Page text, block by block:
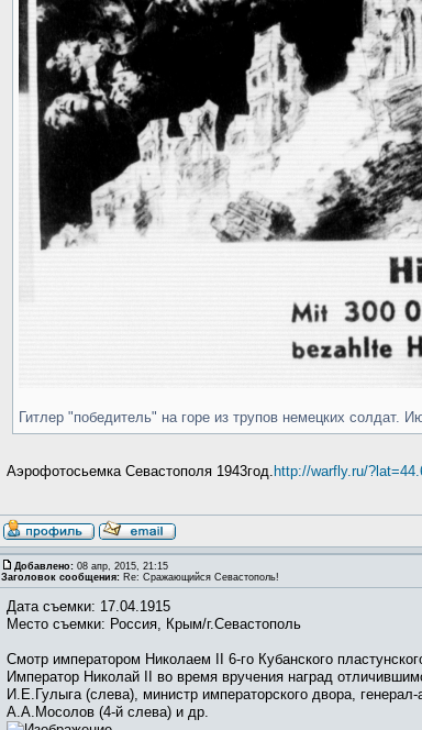
Гитлер "победитель" на горе из трупов немецких
Аэрофотосьемка Севастополя 1943год. http://warfly.ru/
Добавлено: 08 апр, 2015, 21:15
Заголовок сообщения: Re: Сражающийся Севастополь!
Дата съемки: 17.04.1915
Место съемки: Россия, Крым/г.Севастополь
Смотр императором Николаем II 6-го Кубанского
Император Николай II во время вручения наград
И.Е.Гулыга (слева), министр императорского двора,
А.А.Мосолов (4-й слева) и др.